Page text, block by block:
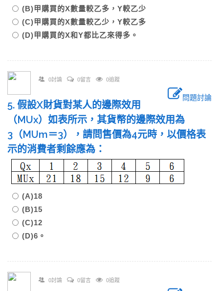
(B)甲購買的X數量較乙多，Y較乙少
(C)甲購買的X數量較乙少，Y較乙多
(D)甲購買的X和Y都比乙來得多。
0討論 0留言 0追蹤
問題討論
5. 假設X財貨對某人的邊際效用
（MUx）如表所示，其貨幣的邊際效用為
3（MUm＝3），請問售價為4元時，以價格表
示的消費者剩餘應為：
(A)18
(B)15
(C)12
(D)6。
0討論 0留言 0追蹤